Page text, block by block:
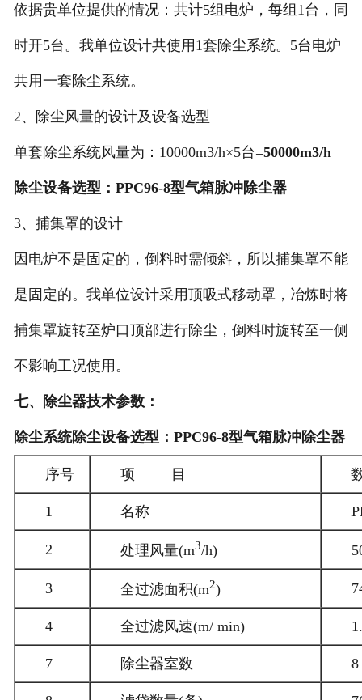
依据贵单位提供的情况：共计5组电炉，每组1台，同
时开5台。我单位设计共使用1套除尘系统。5台电炉
共用一套除尘系统。
2、除尘风量的设计及设备选型
单套除尘系统风量为：10000m3/h×5台=50000m3/h
除尘设备选型：PPC96-8型气箱脉冲除尘器
3、捕集罩的设计
因电炉不是固定的，倒料时需倾斜，所以捕集罩不能
是固定的。我单位设计采用顶吸式移动罩，冶炼时将
捕集罩旋转至炉口顶部进行除尘，倒料时旋转至一侧
不影响工况使用。
七、除尘器技术参数：
除尘系统除尘设备选型：PPC96-8型气箱脉冲除尘器
序号 项 目
1 名称
2 处理风量(m3/h)
3 全过滤面积(m2)
4 全过滤风速(m/ min)
7 除尘器室数 8